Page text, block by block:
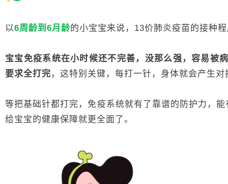
以6周龄到6月龄的小宝宝来说，13价肺炎疫苗的接种
宝宝免疫系统在小时候还不完善，没那么强，容易被
要求全打完 ，这特别关键，每打一针，身体就会产生
等把基础针都打完，免疫系统就有了靠谱的防护力，
给宝宝的健康保障就更全面了。